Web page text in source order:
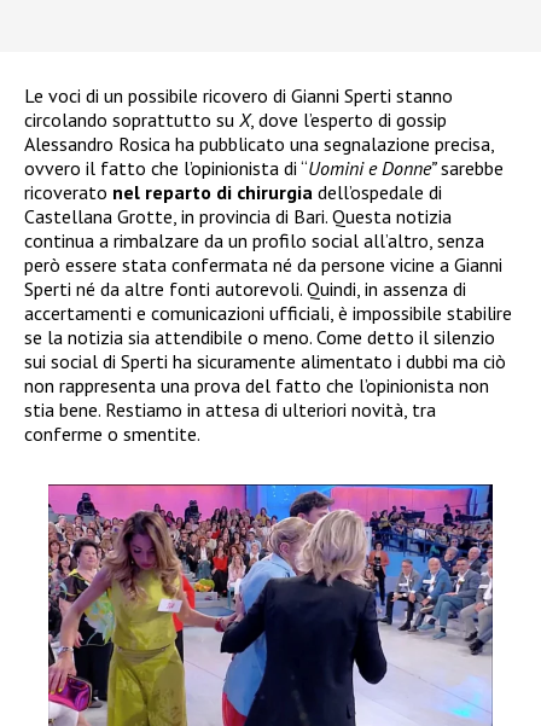
Le voci di un possibile ricovero di Gianni Sperti stanno
circolando soprattutto su X, dove l’esperto di gossip
Alessandro Rosica ha pubblicato una segnalazione precisa,
ovvero il fatto che l’opinionista di “Uomini e Donne”sarebbe
ricoverato nel reparto di chirurgia dell’ospedale di
Castellana Grotte, in provincia di Bari. Questa notizia
continua a rimbalzare da un profilo social all’altro, senza
però essere stata confermata né da persone vicine a Gianni
Sperti né da altre fonti autorevoli. Quindi, in assenza di
accertamenti e comunicazioni ufficiali, è impossibile stabilire
se la notizia sia attendibile o meno. Come detto il silenzio
sui social di Sperti ha sicuramente alimentato i dubbi ma ciò
non rappresenta una prova del fatto che l’opinionista non
stia bene. Restiamo in attesa di ulteriori novità, tra
conferme o smentite.